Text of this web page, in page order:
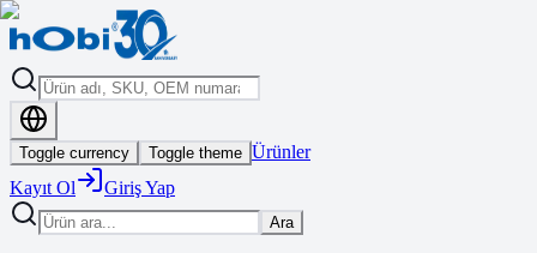
Toggle currency Toggle theme Ürünler
Kayıt Ol
Giriş Yap
Ara